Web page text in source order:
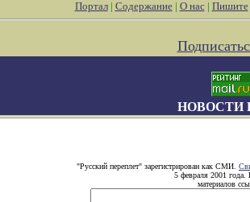
Портал| Содержание| О нас| Пишите
НОВОСТИ
"Русский переплет" зарегистрирован как СМИ.
5 февраля 2001 года.
материалов